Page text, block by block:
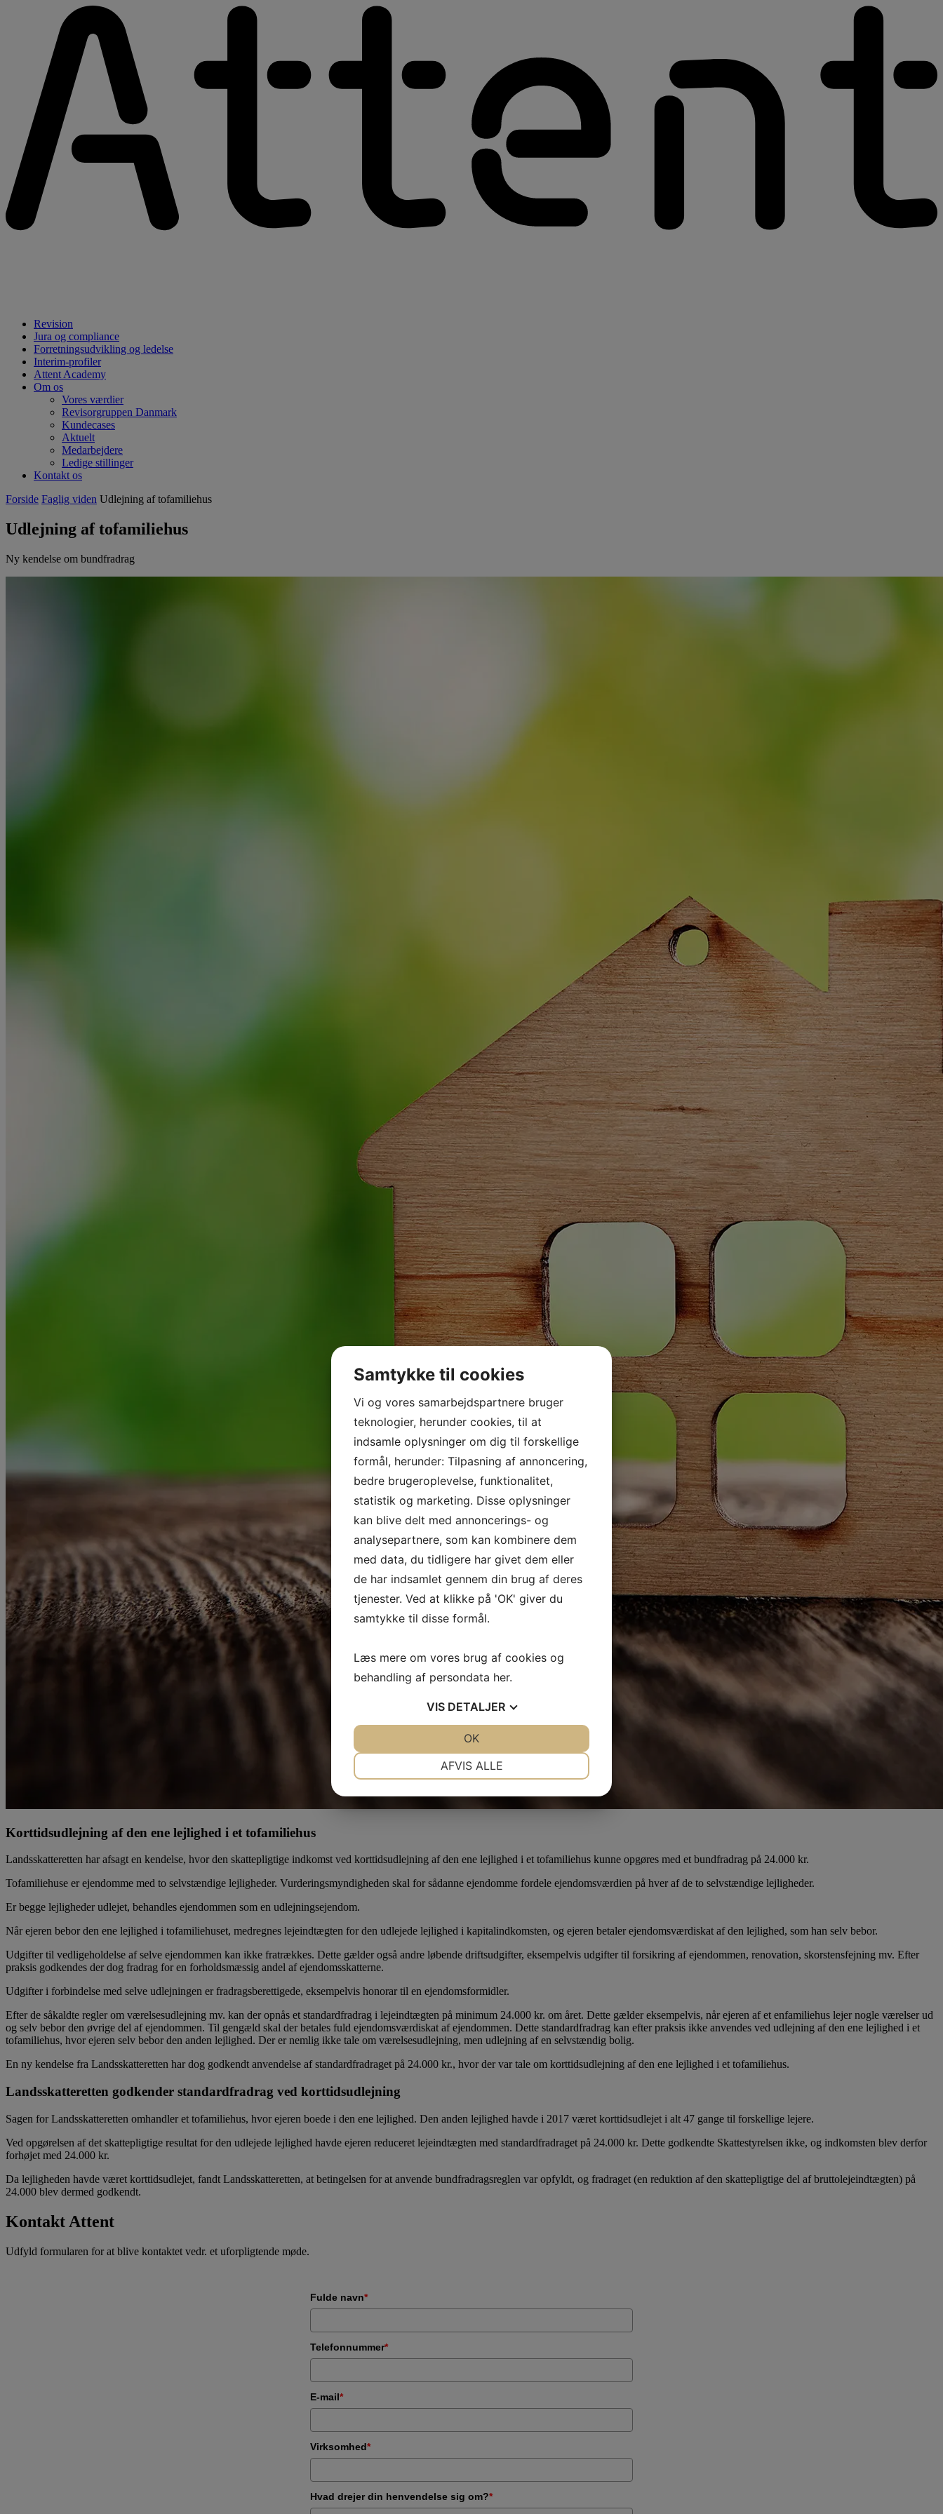
Revision
Jura og compliance
Forretningsudvikling og ledelse
Interim-profiler
Attent Academy
Om os
Vores værdier
Revisorgruppen Danmark
Kundecases
Aktuelt
Medarbejdere
Ledige stillinger
Kontakt os
Forside Faglig viden Udlejning af tofamiliehus
Udlejning af tofamiliehus
Ny kendelse om bundfradrag
Korttidsudlejning af den ene lejlighed i et tofamiliehus
Landsskatteretten har afsagt en kendelse, hvor den skattepligtige indkomst ved korttidsudlejning af den ene lejlighed i et tofamiliehus kunne opgøres med et bundfradrag på 24.000 kr.
Tofamiliehuse er ejendomme med to selvstændige lejligheder. Vurderingsmyndigheden skal for sådanne ejendomme fordele ejendomsværdien på hver af de to selvstændige lejligheder.
Er begge lejligheder udlejet, behandles ejendommen som en udlejningsejendom.
Når ejeren bebor den ene lejlighed i tofamiliehuset, medregnes lejeindtægten for den udlejede lejlighed i kapitalindkomsten, og ejeren betaler ejendomsværdiskat af den lejlighed, som han selv bebor.
Udgifter til vedligeholdelse af selve ejendommen kan ikke fratrækkes. Dette gælder også andre løbende driftsudgifter, eksempelvis udgifter til forsikring af ejendommen, renovation, skorstensfejning mv. Efter
praksis godkendes der dog fradrag for en forholdsmæssig andel af ejendomsskatterne.
Udgifter i forbindelse med selve udlejningen er fradragsberettigede, eksempelvis honorar til en ejendomsformidler.
Efter de såkaldte regler om værelsesudlejning mv. kan der opnås et standardfradrag i lejeindtægten på minimum 24.000 kr. om året. Dette gælder eksempelvis, når ejeren af et enfamiliehus lejer nogle værelser ud
og selv bebor den øvrige del af ejendommen. Til gengæld skal der betales fuld ejendomsværdiskat af ejendommen. Dette standardfradrag kan efter praksis ikke anvendes ved udlejning af den ene lejlighed i et
tofamiliehus, hvor ejeren selv bebor den anden lejlighed. Der er nemlig ikke tale om værelsesudlejning, men udlejning af en selvstændig bolig.
En ny kendelse fra Landsskatteretten har dog godkendt anvendelse af standardfradraget på 24.000 kr., hvor der var tale om korttidsudlejning af den ene lejlighed i et tofamiliehus.
Landsskatteretten godkender standardfradrag ved korttidsudlejning
Sagen for Landsskatteretten omhandler et tofamiliehus, hvor ejeren boede i den ene lejlighed. Den anden lejlighed havde i 2017 været korttidsudlejet i alt 47 gange til forskellige lejere.
Ved opgørelsen af det skattepligtige resultat for den udlejede lejlighed havde ejeren reduceret lejeindtægten med standardfradraget på 24.000 kr. Dette godkendte Skattestyrelsen ikke, og indkomsten blev derfor
forhøjet med 24.000 kr.
Da lejligheden havde været korttidsudlejet, fandt Landsskatteretten, at betingelsen for at anvende bundfradragsreglen var opfyldt, og fradraget (en reduktion af den skattepligtige del af bruttolejeindtægten) på
24.000 blev dermed godkendt.
Kontakt Attent
Udfyld formularen for at blive kontaktet vedr. et uforpligtende møde.
Fulde navn*
Telefonnummer*
E-mail*
Virksomhed*
Hvad drejer din henvendelse sig om?*
Samtykke til cookies
Vi og vores samarbejdspartnere bruger
teknologier, herunder cookies, til at
indsamle oplysninger om dig til forskellige
formål, herunder: Tilpasning af annoncering,
bedre brugeroplevelse, funktionalitet,
statistik og marketing. Disse oplysninger
kan blive delt med annoncerings- og
analysepartnere, som kan kombinere dem
med data, du tidligere har givet dem eller
de har indsamlet gennem din brug af deres
tjenester. Ved at klikke på 'OK' giver du
samtykke til disse formål.
Læs mere om vores brug af cookies og
behandling af persondata her.
VIS DETALJER
MARKETING STATISTIK
AFVIS ALLE
OK